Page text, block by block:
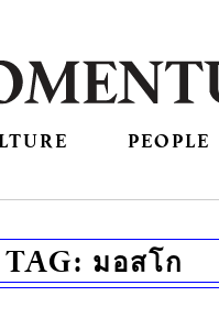
PEOPLE
TAG: มอสโก